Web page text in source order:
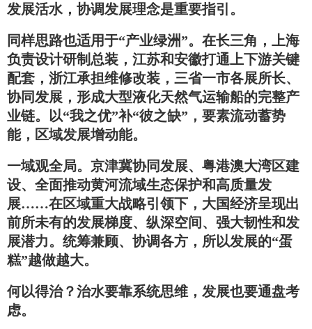
发展活水，协调发展理念是重要指引。
同样思路也适用于“产业绿洲”。在长三角，上海
负责设计研制总装，江苏和安徽打通上下游关键
配套，浙江承担维修改装，三省一市各展所长、
协同发展，形成大型液化天然气运输船的完整产
业链。以“我之优”补“彼之缺”，要素流动蓄势
能，区域发展增动能。
一域观全局。京津冀协同发展、粤港澳大湾区建
设、全面推动黄河流域生态保护和高质量发
展……在区域重大战略引领下，大国经济呈现出
前所未有的发展梯度、纵深空间、强大韧性和发
展潜力。统筹兼顾、协调各方，所以发展的“蛋
糕”越做越大。
何以得治？治水要靠系统思维，发展也要通盘考
虑。